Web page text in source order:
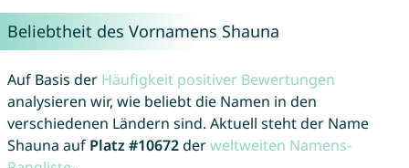
Beliebtheit des Vornamens Shauna
Auf Basis der Häufigkeit positiver Bewertungen
analysieren wir, wie beliebt die Namen in den
verschiedenen Ländern sind. Aktuell steht der Name
Shauna auf Platz #10672derweltweiten Namens-